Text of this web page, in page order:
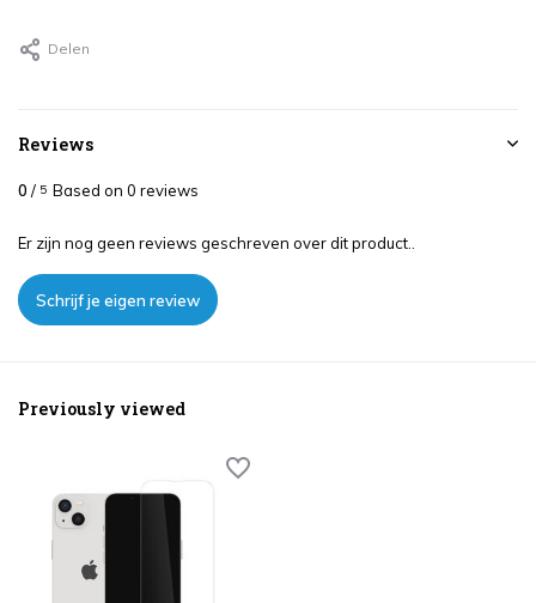
Delen
Reviews
0 / 5 Based on 0 reviews
Er zijn nog geen reviews geschreven over dit product..
Schrijf je eigen review
Previously viewed